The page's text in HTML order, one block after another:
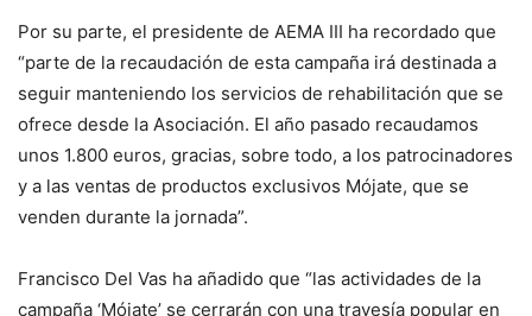
Por su parte, el presidente de AEMA III ha recordado que
“parte de la recaudación de esta campaña irá destinada a
seguir manteniendo los servicios de rehabilitación que se
ofrece desde la Asociación. El año pasado recaudamos
unos 1.800 euros, gracias, sobre todo, a los patrocinadores
y a las ventas de productos exclusivos Mójate, que se
venden durante la jornada”.
Francisco Del Vas ha añadido que “las actividades de la
campaña ‘Mójate’ se cerrarán con una travesía popular en